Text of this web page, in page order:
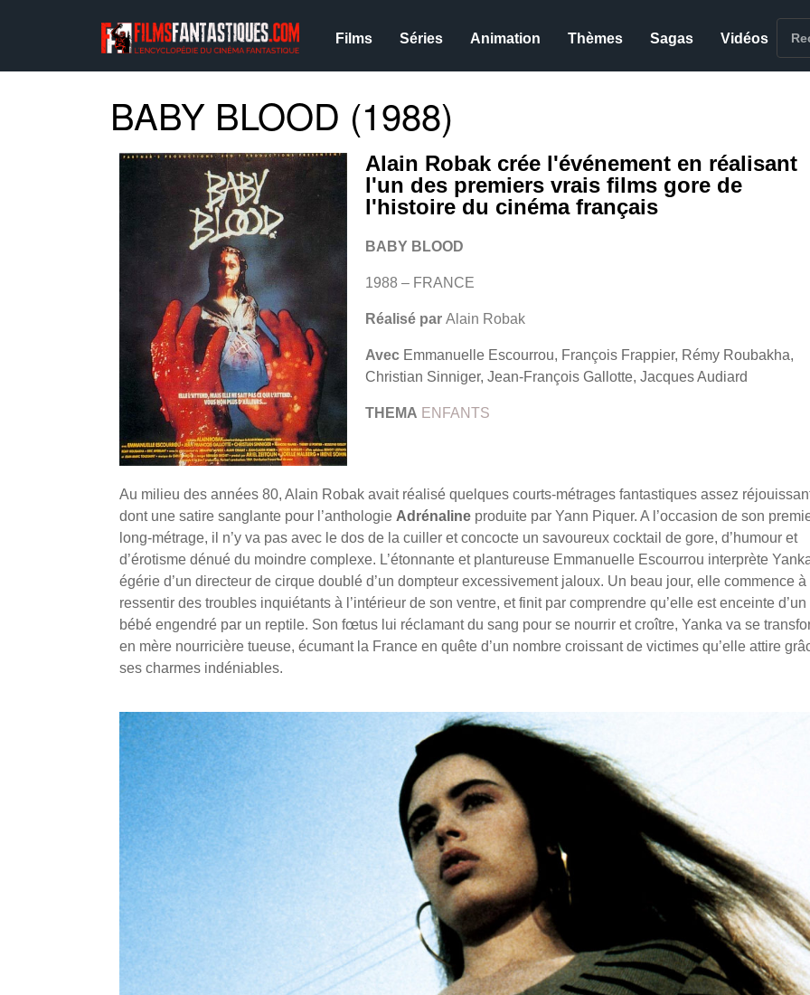
Films Séries Animation Thèmes Sagas Vidéos
BABY BLOOD (1988)
Alain Robak crée l'événement en réalisant
l'un des premiers vrais films gore de
l'histoire du cinéma français
BABY BLOOD
1988 – FRANCE
Réalisé par Alain Robak
Avec Emmanuelle Escourrou, François Frappier, Rémy Roubakha,
Christian Sinniger, Jean-François Gallotte, Jacques Audiard
THEMA ENFANTS
Au milieu des années 80, Alain Robak avait réalisé quelques courts-métrages fantastiques assez
dont une satire sanglante pour l’anthologie Adrénaline produite par Yann Piquer. A l’occasion de son
long-métrage, il n’y va pas avec le dos de la cuiller et concocte un savoureux cocktail de gore, d’humour et
d’érotisme dénué du moindre complexe. L’étonnante et plantureuse Emmanuelle Escourrou interprète
égérie d’un directeur de cirque doublé d’un dompteur excessivement jaloux. Un beau jour, elle commence à
ressentir des troubles inquiétants à l’intérieur de son ventre, et finit par comprendre qu’elle est enceinte d’un
bébé engendré par un reptile. Son fœtus lui réclamant du sang pour se nourrir et croître, Yanka va se
en mère nourricière tueuse, écumant la France en quête d’un nombre croissant de victimes qu’elle attire
ses charmes indéniables.